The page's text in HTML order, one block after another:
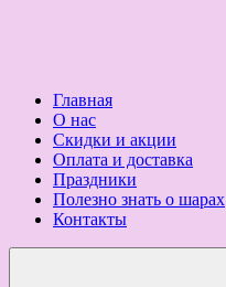
Главная
О нас
Скидки и акции
Оплата и доставка
Праздники
Полезно знать о шарах
Контакты